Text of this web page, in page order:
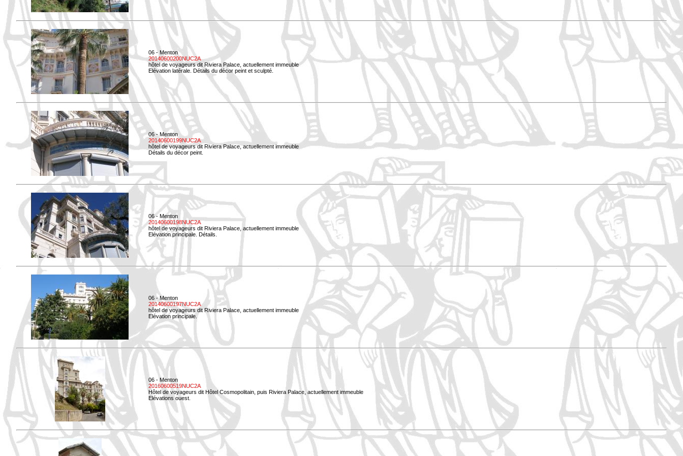
06 - Menton
20140600200NUC2A
hôtel de voyageurs dit Riviera Palace, actuellement immeuble
Elévation latérale. Détails du décor peint et sculpté.
06 - Menton
20140600199NUC2A
hôtel de voyageurs dit Riviera Palace, actuellement immeuble
Détails du décor peint.
06 - Menton
20140600198NUC2A
hôtel de voyageurs dit Riviera Palace, actuellement immeuble
Elévation principale. Détails.
06 - Menton
20140600197NUC2A
hôtel de voyageurs dit Riviera Palace, actuellement immeuble
Elévation principale.
06 - Menton
20160600519NUC2A
Hôtel de voyageurs dit Hôtel Cosmopolitain, puis Riviera Palace, actuellement immeuble
Elévations ouest.